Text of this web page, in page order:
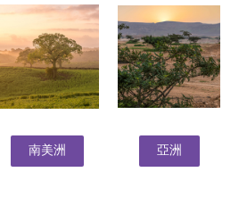
南美洲 亞洲